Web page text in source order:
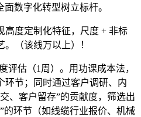
数字化转型树立标杆。
度定制化特征，尺度 + 非标
（该线万以上）！
估（1周）。用功课成本法，
环节；同时通过客户调研、内
、客户留存”的贡献度，筛选出
的环节（如线缆行业报价、机械